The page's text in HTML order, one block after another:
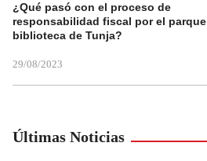
¿Qué pasó con el proceso de
responsabilidad fiscal por el parque
biblioteca de Tunja?
29/08/2023
Últimas Noticias